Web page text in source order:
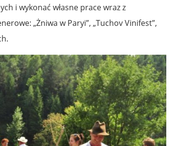
i wykonać własne prace wraz z
„Żniwa w Paryi”, „Tuchov Vinifest”,